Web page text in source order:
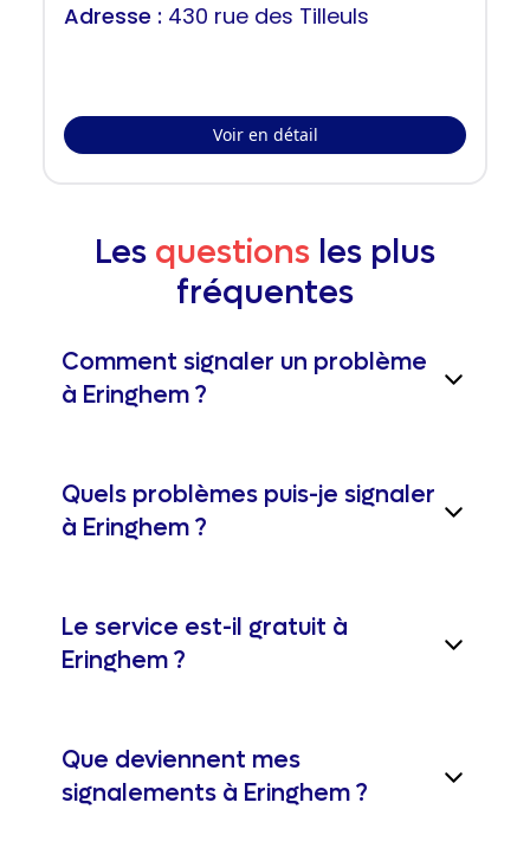
Adresse : 430 rue des Tilleuls
Voir en détail
Les questions les plus
fréquentes
Comment signaler un problème
à Eringhem ?
Quels problèmes puis-je signaler
à Eringhem ?
Le service est-il gratuit à
Eringhem ?
Que deviennent mes
signalements à Eringhem ?